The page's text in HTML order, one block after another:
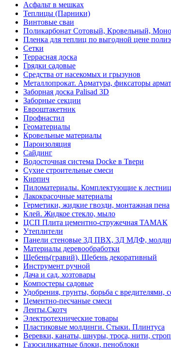
Асфальт в мешках
Теплицы (Парники)
Винтовые сваи
Поликарбонат Сотовый, Кровельный,
Пленка для теплиц по выгодной цене
Сетки
Террасная доска
Грядки садовые
Средства от насекомых и грызунов
Металлопрокат. Арматура, фиксаторы
Заборная доска Palisad 3D
Заборные секции
Евроштакетник
Профнастил
Геоматериалы
Кровельные материалы
Пароизоляция
Сайдинг
Водосточная система Docke в Твери
Сухие строительные смеси
Кирпич
Пиломатериалы. Комплектующие к
Лакокрасочные материалы
Герметики, жидкие гвозди, монтажная пена
Клей. Жидкое стекло, мыло
ЦСП Плита цементно-стружечная ТАМАК
Утеплители
Панели стеновые 3Д ПВХ, 3Д МДФ,
Материалы деревообработки
Щебень(гравий), Щебень декоративный
Инструмент ручной
Дача и сад, хозтовары
Компостеры садовые
Удобрения, грунты, борьба с вредителями,
Цементно-песчаные смеси
Ленты.Скотч
Электротехнические товары
Пластиковые молдинги. Стыки. Плинтуса
Веревки, канаты, шнуры, троса, нити,
Газосиликатные блоки, пеноблоки